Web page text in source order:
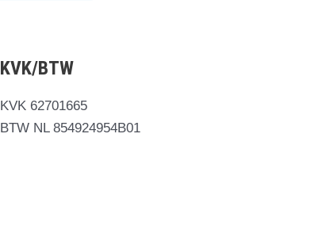
KVK/BTW
KVK 62701665
BTW NL 854924954B01